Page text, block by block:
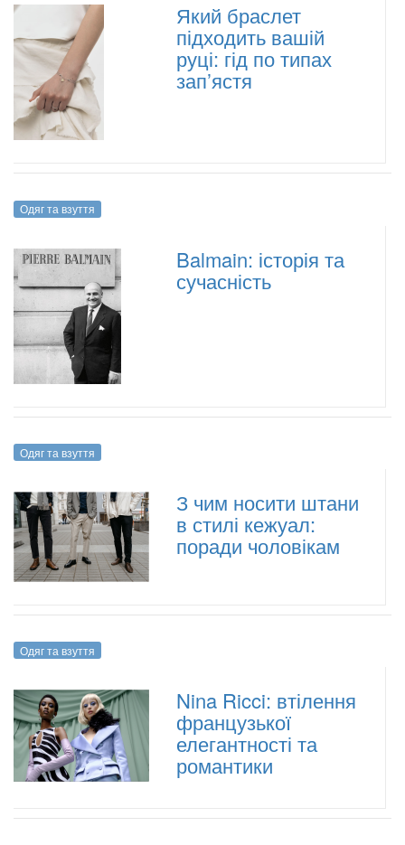
Який браслет
підходить вашій
руці: гід по типах
зап’ястя
Одяг та взуття
Balmain: історія та
сучасність
Одяг та взуття
З чим носити штани
в стилі кежуал:
поради чоловікам
Одяг та взуття
Nina Ricci: втілення
французької
елегантності та
романтики